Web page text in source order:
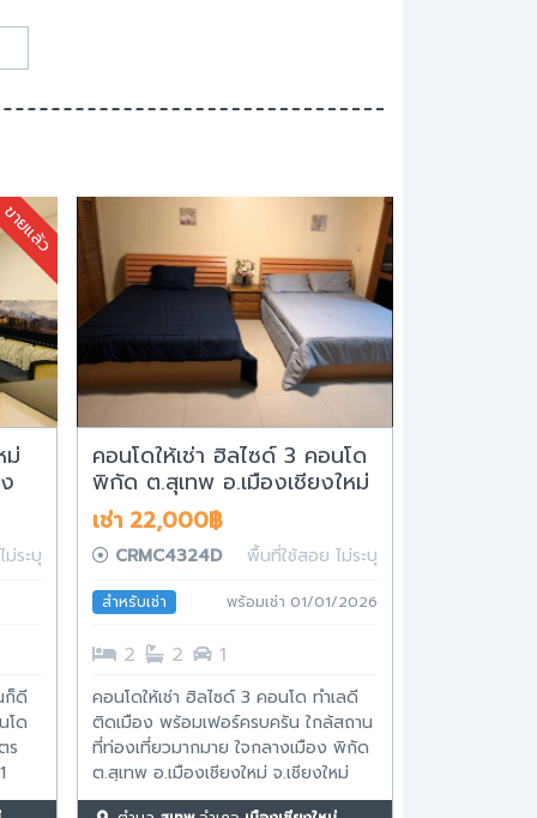
ยแล้ว
ม่
ระบุ
ก็ดี
โด
ร
ตั้ง
คอนโดให้เช่า ฮิลไซด์ 3 คอนโด
พิกัด ต.สุเทพ อ.เมืองเชียงใหม่
จ.เชียงใหม่ ใกล้เมญ่า
เช่า 22,000฿
CRMC4324D พื้นที่ใช้สอย ไม่ระบุ
สำหรับเช่า พร้อมเช่า 01/01/2026
2 2 1
คอนโดให้เช่า ฮิลไซด์ 3 คอนโด ทำเลดี
ติดเมือง พร้อมเฟอร์ครบครัน ใกล้สถาน
ที่ท่องเที่ยวมากมาย ใจกลางเมือง พิกัด
ต.สุเทพ อ.เมืองเชียงใหม่ จ.เชียงใหม่
ใกล้เมญ่า + ราคา 22,000 บาท/เดือน +